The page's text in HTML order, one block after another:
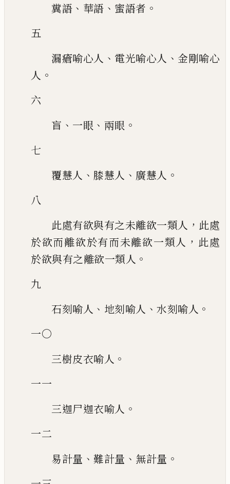
糞語 、 華語 、 蜜語者 。
五
漏瘡喻心人 、 電光喻心人 、 金剛喻心
人 。
六
盲 、 一眼 、 兩眼 。
七
覆慧人 、 膝慧人 、 廣慧人 。
八
此處有欲與有之未離欲一類人 ， 此處
於欲而離欲於有而未離欲一類人 ， 此處
於欲與有之離欲一類人 。
九
石刻喻人 、 地刻喻人 、 水刻喻人 。
一〇
三樹皮衣喻人 。
一一
三迦尸迦衣喻人 。
一二
易計量 、 難計量 、 無計量 。